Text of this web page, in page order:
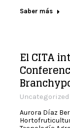
Saber más
El CITA
Uncategorized
Aurora Díaz